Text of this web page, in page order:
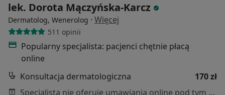
lek. Dorota Mączyńska-Karcz
Dermatolog, Wenerolog · Więcej
511 opinii
Popularny specjalista: pacjenci chętnie płacą
online
Konsultacja dermatologiczna
170 zł
Specjalista nie oferuje umawiania online pod tym adresem.